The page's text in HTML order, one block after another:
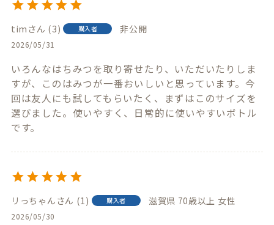
tim 3 購入者 非公開
2026/05/31
いろんなはちみつを取り寄せたり、いただいたりしま
すが、このはみつが一番おいしいと思っています。今
回は友人にも試してもらいたく、まずはこのサイズを
選びました。使いやすく、日常的に使いやすいボトル
です。
リっちゃん 1 購入者 滋賀県 70歳以上 女性
2026/05/30